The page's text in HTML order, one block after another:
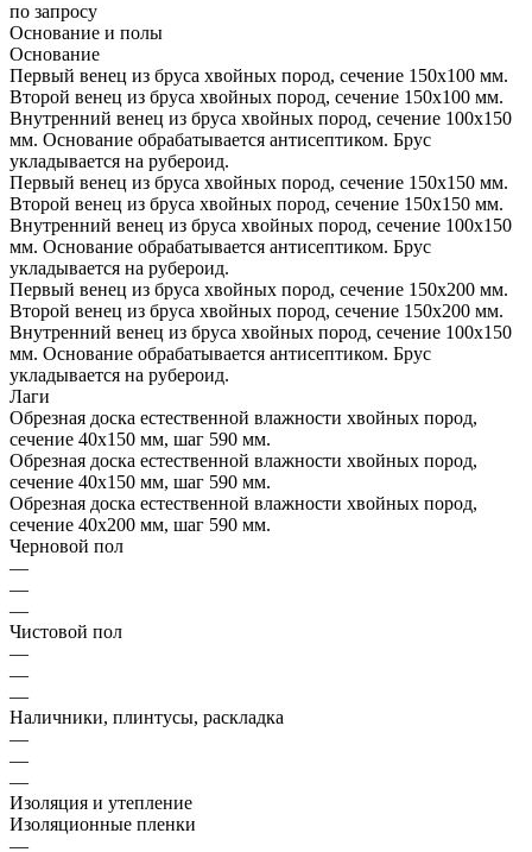
по запросу
Основание и полы
Основание
Первый венец из бруса хвойных пород, сечение 150х100 мм.
Второй венец из бруса хвойных пород, сечение 150х100 мм.
Внутренний венец из бруса хвойных пород, сечение 100х150
мм. Основание обрабатывается антисептиком. Брус
укладывается на рубероид.
Первый венец из бруса хвойных пород, сечение 150х150 мм.
Второй венец из бруса хвойных пород, сечение 150х150 мм.
Внутренний венец из бруса хвойных пород, сечение 100х150
мм. Основание обрабатывается антисептиком. Брус
укладывается на рубероид.
Первый венец из бруса хвойных пород, сечение 150х200 мм.
Второй венец из бруса хвойных пород, сечение 150х200 мм.
Внутренний венец из бруса хвойных пород, сечение 100х150
мм. Основание обрабатывается антисептиком. Брус
укладывается на рубероид.
Лаги
Обрезная доска естественной влажности хвойных пород,
сечение 40х150 мм, шаг 590 мм.
Обрезная доска естественной влажности хвойных пород,
сечение 40х150 мм, шаг 590 мм.
Обрезная доска естественной влажности хвойных пород,
сечение 40х200 мм, шаг 590 мм.
Черновой пол
—
—
—
Чистовой пол
—
—
—
Наличники, плинтусы, раскладка
—
—
—
Изоляция и утепление
Изоляционные пленки
—